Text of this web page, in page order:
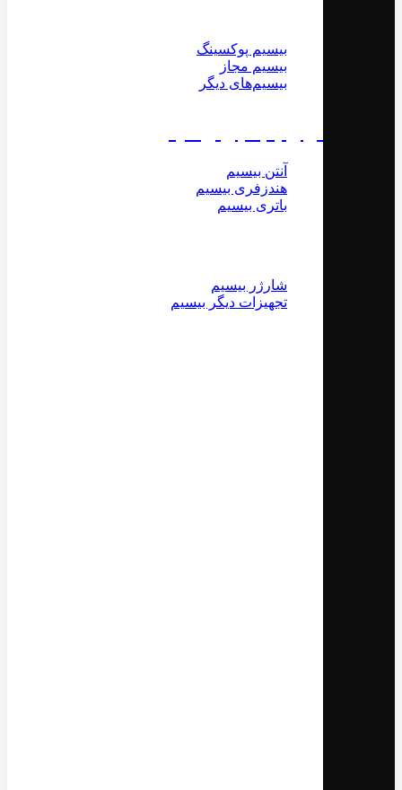
بیسیم پوکسینگ
بیسیم مجاز
بیسیم‌های دیگر
آنتن بیسیم
هندزفری بیسیم
باتری بیسیم
شارژر بیسیم
تجهیزات دیگر بیسیم